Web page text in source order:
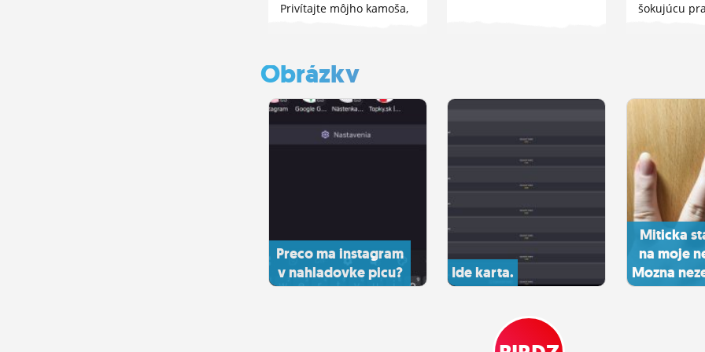
Privítajte môjho kamoša,
šokujúcu
Obrázky
Preco ma instagram
v nahladovke picu?
Ide karta.
Miticka
na moje
Mozna